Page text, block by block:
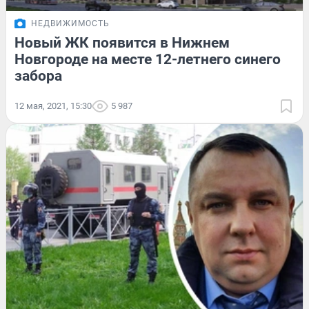
НЕДВИЖИМОСТЬ
Новый ЖК появится в Нижнем
Новгороде на месте 12-летнего синего
забора
12 мая, 2021, 15:30 5 987